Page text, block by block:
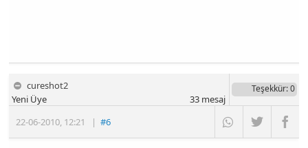
cureshot2
22-06-2010, 12:21 |#6
Yeni Üye
Teşekkür: 0
33mesaj